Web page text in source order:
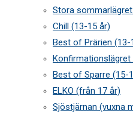
Stora
Chill (13-15 år)
Best of Prärien (13-
Konfirmationslägret
Best of Sparre (15-
ELKO (från 17 år)
Sjöstjärnan (vuxna